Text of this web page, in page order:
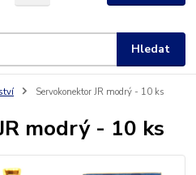
Hledat
Servokonektor JR modrý - 10 ks
modrý - 10 ks